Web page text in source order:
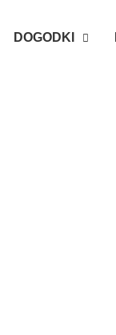
DOGODKI